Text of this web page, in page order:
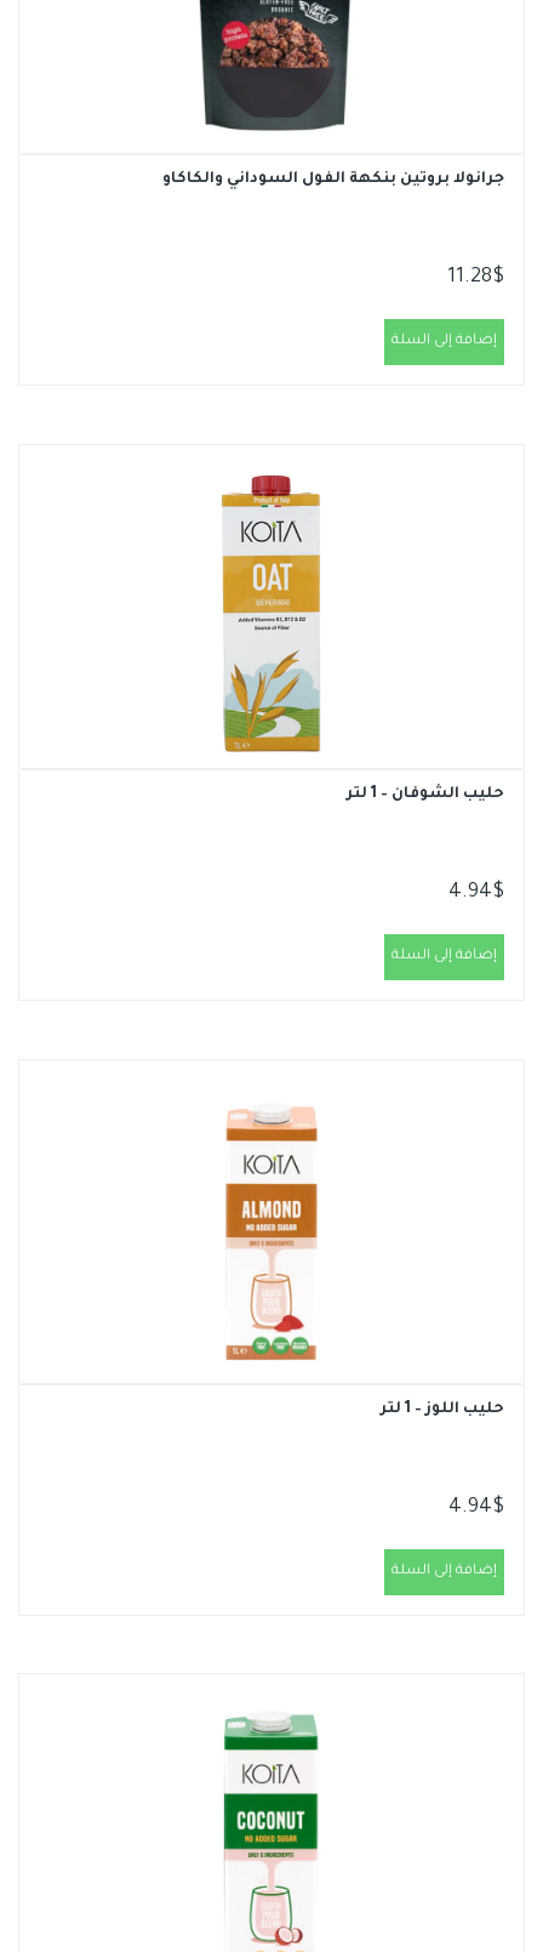
جرانولا بروتين بنكهة الفول السوداني والكاكاو
11.28$
إضافة إلى السلة
حليب الشوفان – 1 لتر
4.94$
إضافة إلى السلة
حليب اللوز – 1 لتر
4.94$
إضافة إلى السلة